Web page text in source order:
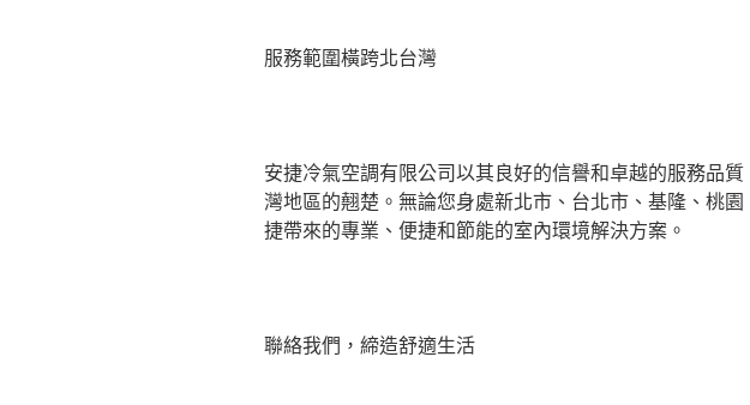
服務範圍橫跨北台灣
安捷冷氣空調有限公司以其良好的信譽和卓越的服務品
灣地區的翹楚。無論您身處新北市、台北市、基隆、桃
捷帶來的專業、便捷和節能的室內環境解決方案。
聯絡我們，締造舒適生活